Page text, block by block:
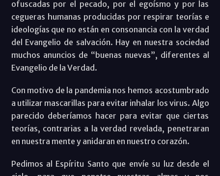
ofuscadas por el pecado, por el egoísmo y por las
cegueras humanas producidas por respirar teorías e
ideologías que no están en consonancia con la verdad
del Evangelio de salvación. Hay en nuestra sociedad
muchos anuncios de “buenas nuevas”, diferentes al
Evangelio de la Verdad.
Con motivo de la pandemia nos hemos acostumbrado
a utilizar mascarillas para evitar inhalar los virus. Algo
parecido deberíamos hacer para evitar que ciertas
teorías, contrarias a la verdad revelada, penetraran
en nuestra mente y anidaran en nuestro corazón.
Pedimos al Espíritu Santo que envíe su luz desde el